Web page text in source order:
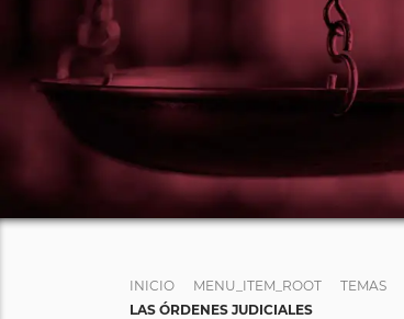
INICIO MENU_ITEM_ROOT TEMAS
LAS ÓRDENES JUDICIALES